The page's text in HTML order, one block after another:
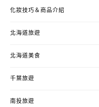
化妝技巧＆商品介紹
北海道旅遊
北海道美食
千葉旅遊
南投旅遊